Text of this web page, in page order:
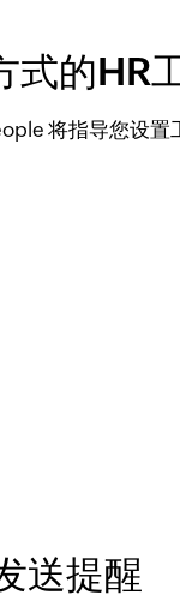
式的HR
将指导您设置
送提醒